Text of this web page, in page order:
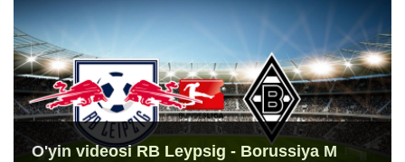
O'yin videosi RB Leypsig - Borussiya M